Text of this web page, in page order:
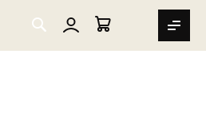
SEARCH
MIN VARUKORG